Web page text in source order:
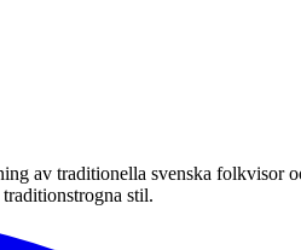
av traditionella svenska folkvisor
stil.